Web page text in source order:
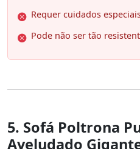
Requer cuidados
Pode não ser tão
5. Sofá Poltrona
Aveludado